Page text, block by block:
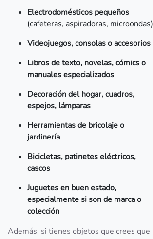
Electrodomésticos pequeños
(cafeteras, aspiradoras, microondas)
Videojuegos, consolas o accesorios
Libros de texto, novelas, cómics o
manuales especializados
Decoración del hogar, cuadros,
espejos, lámparas
Herramientas de bricolaje o
jardinería
Bicicletas, patinetes eléctricos,
cascos
Juguetes en buen estado,
especialmente si son de marca o
colección
Además, si tienes objetos que crees que